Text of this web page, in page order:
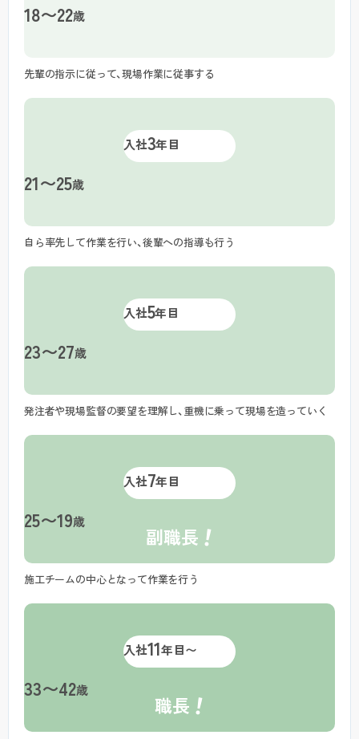
18〜22歳
先輩の指示に従って、現場作業に従事する
入社3年目
21〜25歳
自ら率先して作業を行い、後輩への指導も行う
入社5年目
23〜27歳
発注者や現場監督の要望を理解し、重機に乗って現場を造っていく
入社7年目
副職長 ！
25〜19歳
施工チームの中心となって作業を行う
入社11年目〜
職長 ！
33〜42歳